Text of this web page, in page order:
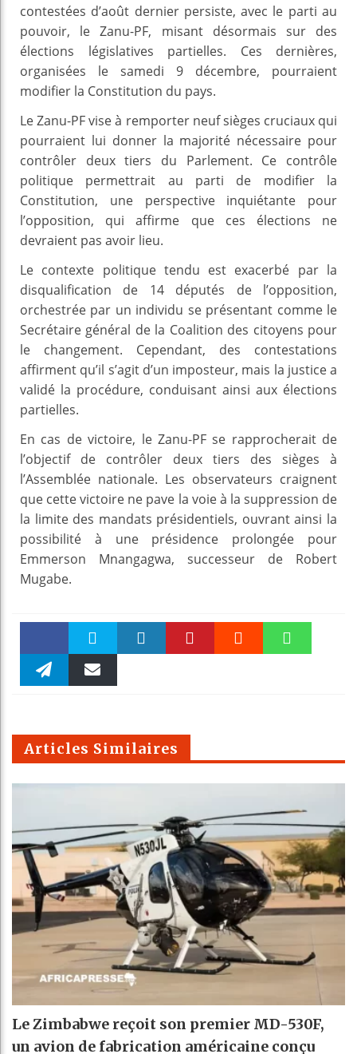
contestées d’août dernier persiste, avec le parti au
pouvoir, le Zanu-PF, misant désormais sur des
élections législatives partielles. Ces dernières,
organisées le samedi 9 décembre, pourraient
modifier la Constitution du pays.
Le Zanu-PF vise à remporter neuf sièges cruciaux qui
pourraient lui donner la majorité nécessaire pour
contrôler deux tiers du Parlement. Ce contrôle
politique permettrait au parti de modifier la
Constitution, une perspective inquiétante pour
l’opposition, qui affirme que ces élections ne
devraient pas avoir lieu.
Le contexte politique tendu est exacerbé par la
disqualification de 14 députés de l’opposition,
orchestrée par un individu se présentant comme le
Secrétaire général de la Coalition des citoyens pour
le changement. Cependant, des contestations
affirment qu’il s’agit d’un imposteur, mais la justice a
validé la procédure, conduisant ainsi aux élections
partielles.
En cas de victoire, le Zanu-PF se rapprocherait de
l’objectif de contrôler deux tiers des sièges à
l’Assemblée nationale. Les observateurs craignent
que cette victoire ne pave la voie à la suppression de
la limite des mandats présidentiels, ouvrant ainsi la
possibilité à une présidence prolongée pour
Emmerson Mnangagwa, successeur de Robert
Mugabe.
Faceboo Twitter
m
Articles Similaires
Le Zimbabwe reçoit son premier MD-530F,
un avion de fabrication américaine conçu